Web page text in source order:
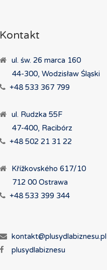
Kontakt
ul. św. 26 marca 160
44-300, Wodzisław Śląski
+48 533 367 799
ul. Rudzka 55F
47-400, Racibórz
+48 502 21 31 22
Křížkovského 617/10
712 00 Ostrawa
+48 533 399 344
kontakt@plusydlabiznesu.pl
plusydlabiznesu